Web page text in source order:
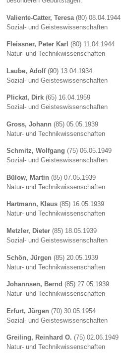
Valiente-Catter, Teresa (80) 08.04.1944
Sozial- und Geisteswissenschaften
Fleissner, Peter Karl (80) 11.04.1944
Natur- und Technikwissenschaften
Laube, Adolf(90) 13.04.1934
Sozial- und Geisteswissenschaften
Plickat, Dirk (65) 16.04.1959
Sozial- und Geisteswissenschaften
Gross, Johann (85) 05.05.1939
Natur- und Technikwissenschaften
Schmitz, Wolfgang (75) 06.05.1949
Sozial- und Geisteswissenschaften
Bülow, Martin (85) 07.05.1939
Natur- und Technikwissenschaften
Hartmann, Klaus (85) 16.05.1939
Natur- und Technikwissenschaften
Metzler, Dieter (85) 18.05.1939
Sozial- und Geisteswissenschaften
Schön, Jürgen (85) 20.05.1939
Natur- und Technikwissenschaften
Johannsen, Bernd (85) 27.05.1939
Natur- und Technikwissenschaften
Erfurt, Jürgen (70) 30.05.1954
Sozial- und Geisteswissenschaften
Greiling, Reinhard O. (75) 02.06.1949
Natur- und Technikwissenschaften